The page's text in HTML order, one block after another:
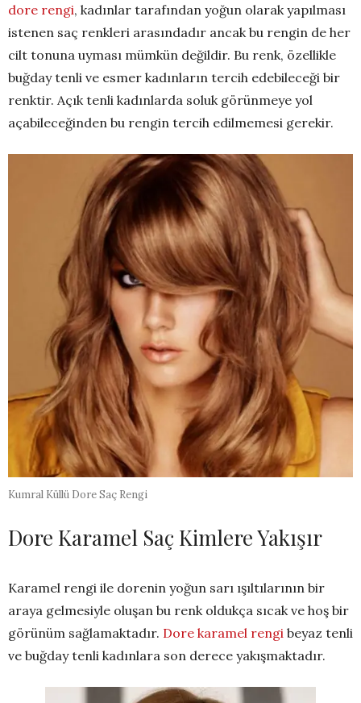
dore rengi, kadınlar tarafından yoğun olarak yapılması
istenen saç renkleri arasındadır ancak bu rengin de her
cilt tonuna uyması mümkün değildir. Bu renk, özellikle
buğday tenli ve esmer kadınların tercih edebileceği bir
renktir. Açık tenli kadınlarda soluk görünmeye yol
açabileceğinden bu rengin tercih edilmemesi gerekir.
Kumral Küllü Dore Saç Rengi
Dore Karamel Saç Kimlere Yakışır
Karamel rengi ile dorenin yoğun sarı ışıltılarının bir
araya gelmesiyle oluşan bu renk oldukça sıcak ve hoş bir
görünüm sağlamaktadır. Dore karamel rengi beyaz tenli
ve buğday tenli kadınlara son derece yakışmaktadır.